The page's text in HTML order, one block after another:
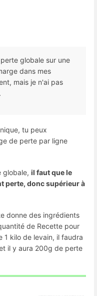
globale sur une
dans mes
mais je n'ai pas
tu peux
de perte par ligne
globale, il faut que le
perte, donc supérieur à
donne des ingrédients
de Recette pour
1 kilo de levain, il faudra
il y aura 200g de perte